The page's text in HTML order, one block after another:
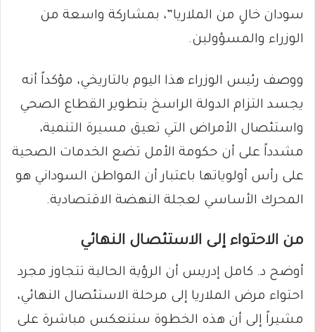
سودان خالٍ من الملاريا”، بمشاركة واسعة من
الوزراء والمسؤولين.
ووصف رئيس الوزراء هذا اليوم بالتاريخي، مؤكداً أنه
يجسد التزام الدولة الراسخ بتطوير القطاع الصحي
واستئصال الأمراض التي تعيق مسيرة التنمية،
مشدداً على أن حكومة الأمل تضع الخدمات الصحية
على رأس أولوياتها باعتبار أن المواطن السوداني هو
المحرك الأساسي لعجلة النهضة الاقتصادية.
من الاحتواء إلى الاستئصال النهائي
أوضح د. كامل إدريس أن الرؤية الحالية تتجاوز مجرد
احتواء مرض الملاريا إلى مرحلة الاستئصال النهائي،
مشيراً إلى أن هذه الخطوة ستنعكس مباشرة على